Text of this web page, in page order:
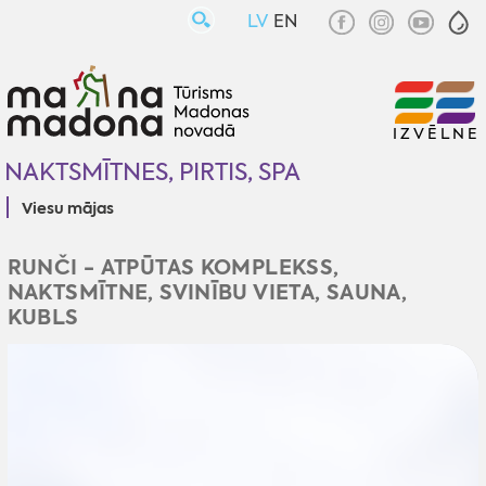
LV EN
NAKTSMĪTNES, PIRTIS, SPA
Viesu mājas
IZVĒLNE
RUNČI - ATPŪTAS KOMPLEKSS,
NAKTSMĪTNE, SVINĪBU VIETA, SAUNA,
KUBLS